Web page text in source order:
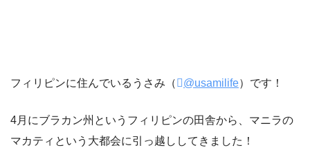
フィリピンに住んでいるうさみ（ @usamilife）です！
4月にブラカン州というフィリピンの田舎から、マニラの
マカティという大都会に引っ越ししてきました！